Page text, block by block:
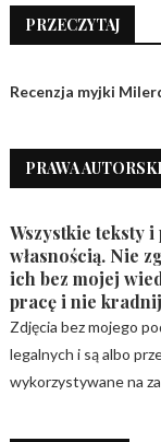
PRZECZYTAJ
Recenzja myjki
PRAWA
Wszystkie teksty i
własnością. Nie
ich bez mojej
pracę i nie
Zdjęcia bez mojego
legalnych i są albo
wykorzystywane na